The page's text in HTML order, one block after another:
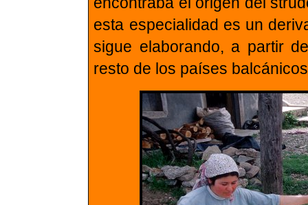
esta especialidad es un
sigue elaborando, a partir
resto de los países